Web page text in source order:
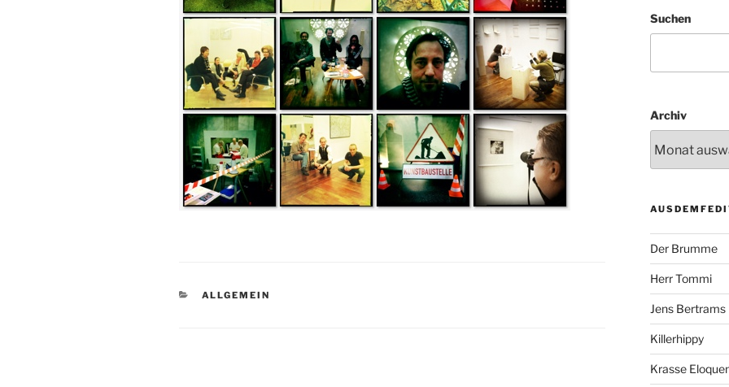
KATEGORIEN
ALLGEMEIN
Suchen
Archiv
Der Brumme
Herr Tommi
Jens Bertrams
Killerhippy
Krasse